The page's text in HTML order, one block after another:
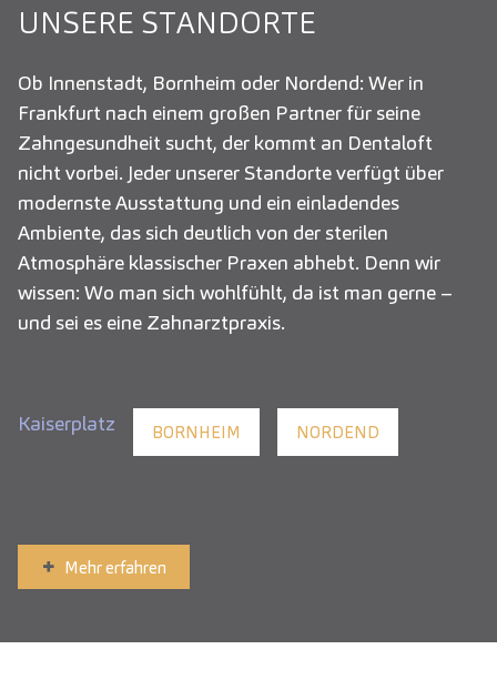
UNSERE STANDORTE
Ob Innenstadt, Bornheim oder Nordend: Wer in
Frankfurt nach einem großen Partner für seine
Zahngesundheit sucht, der kommt an Dentaloft
nicht vorbei. Jeder unserer Standorte verfügt über
modernste Ausstattung und ein einladendes
Ambiente, das sich deutlich von der sterilen
Atmosphäre klassischer Praxen abhebt. Denn wir
wissen: Wo man sich wohlfühlt, da ist man gerne –
und sei es eine Zahnarztpraxis.
Kaiserplatz BORNHEIM NORDEND
Mehr erfahren